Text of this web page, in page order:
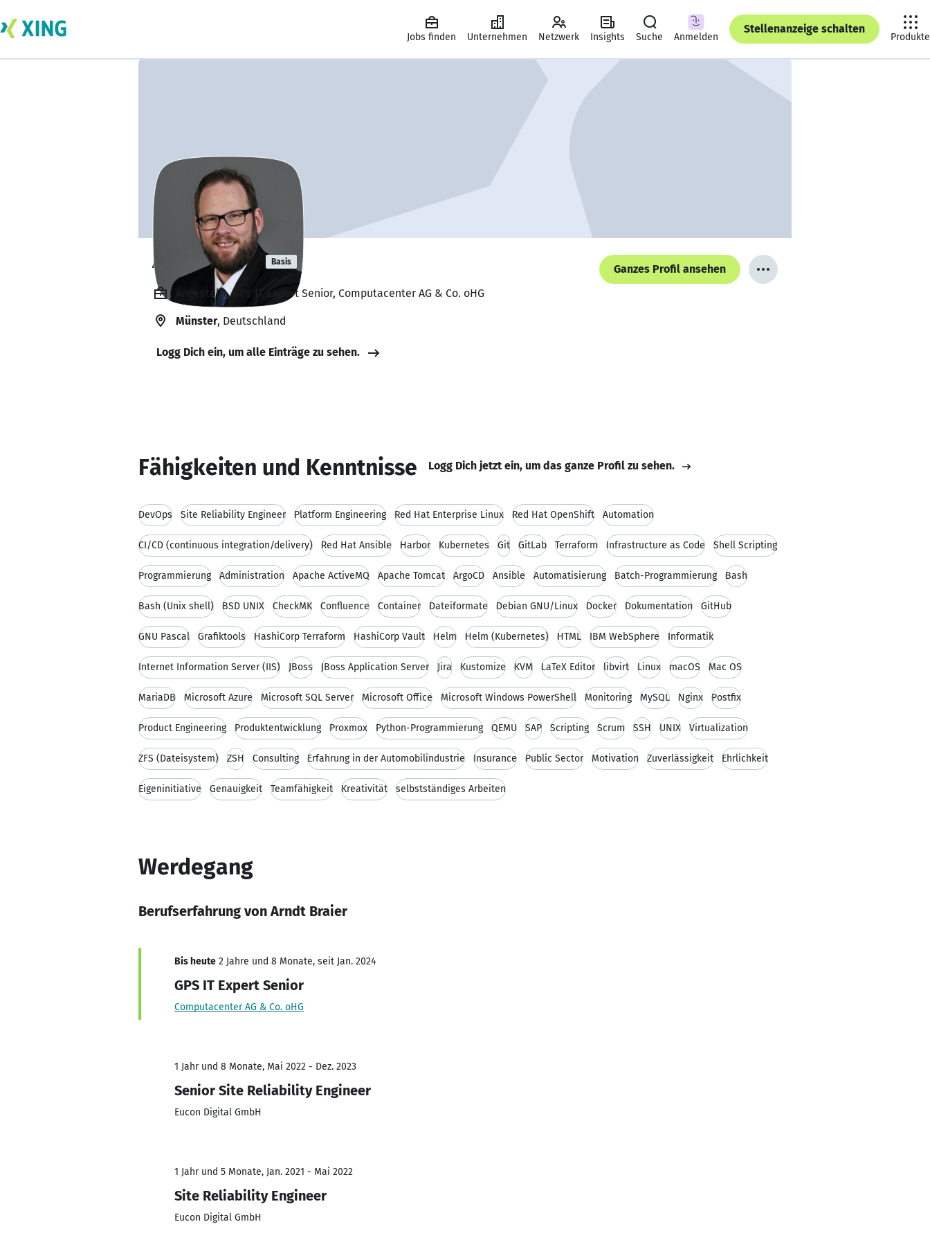
Jobs finden Unternehmen Netzwerk Insights Suche Anmelden
Stellenanzeige schalten
Produkte
Arndt Braier Basis
Ganzes Profil ansehen
Angestellt, GPS IT Expert Senior, Computacenter AG & Co. oHG
Münster, Deutschland
Logg Dich ein, um alle Einträge zu sehen.
Fähigkeiten und Kenntnisse Logg Dich jetzt ein, um das ganze Profil zu sehen.
DevOps Site Reliability Engineer Platform Engineering Red Hat Enterprise Linux Red Hat OpenShift Automation
CI/CD (continuous integration/delivery) Red Hat Ansible Harbor Kubernetes Git GitLab Terraform Infrastructure as Code Shell Scripting
Programmierung Administration Apache ActiveMQ Apache Tomcat ArgoCD Ansible Automatisierung Batch-Programmierung Bash
Bash (Unix shell) BSD UNIX CheckMK Confluence Container Dateiformate Debian GNU/Linux Docker Dokumentation GitHub
GNU Pascal Grafiktools HashiCorp Terraform HashiCorp Vault Helm Helm (Kubernetes) HTML IBM WebSphere Informatik
Internet Information Server (IIS) JBoss JBoss Application Server Jira Kustomize KVM LaTeX Editor libvirt Linux macOS Mac OS
MariaDB Microsoft Azure Microsoft SQL Server Microsoft Office Microsoft Windows PowerShell Monitoring MySQL Nginx Postfix
Product Engineering Produktentwicklung Proxmox Python-Programmierung QEMU SAP Scripting Scrum SSH UNIX Virtualization
ZFS (Dateisystem) ZSH Consulting Erfahrung in der Automobilindustrie Insurance Public Sector Motivation Zuverlässigkeit Ehrlichkeit
Eigeninitiative Genauigkeit Teamfähigkeit Kreativität selbstständiges Arbeiten
Werdegang
Berufserfahrung von Arndt Braier
Bis heute 2 Jahre und 8 Monate, seit Jan. 2024
GPS IT Expert Senior
Computacenter AG & Co. oHG
1 Jahr und 8 Monate, Mai 2022 - Dez. 2023
Senior Site Reliability Engineer
Eucon Digital GmbH
1 Jahr und 5 Monate, Jan. 2021 - Mai 2022
Site Reliability Engineer
Eucon Digital GmbH